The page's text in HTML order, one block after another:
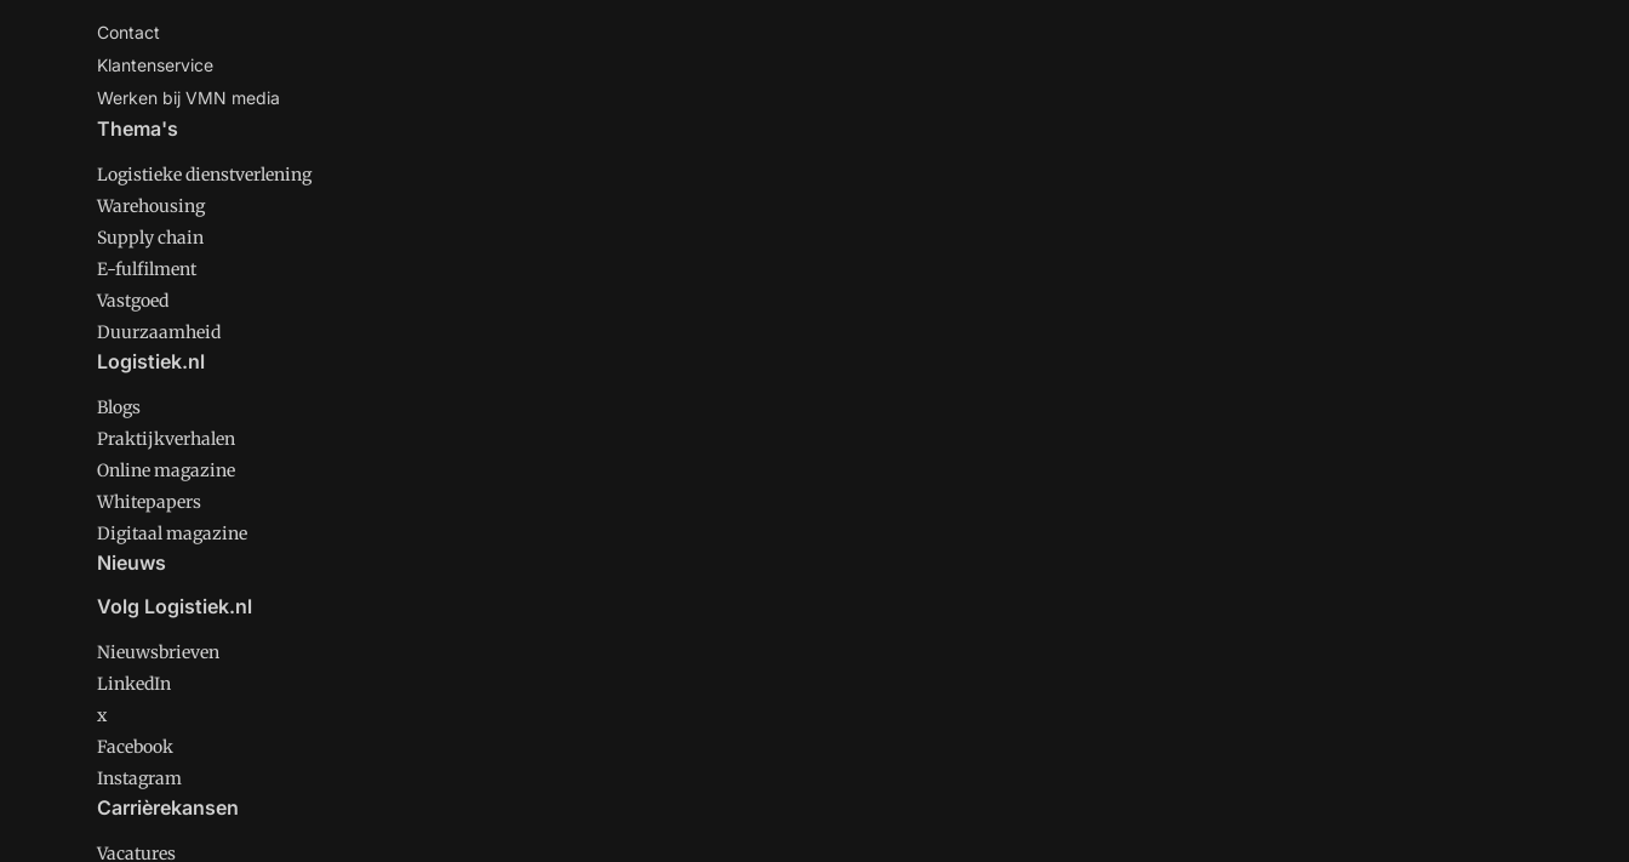
Contact
Klantenservice
Werken bij VMN media
Thema's
Logistieke dienstverlening
Warehousing
Supply chain
E-fulfilment
Vastgoed
Duurzaamheid
Logistiek.nl
Blogs
Praktijkverhalen
Online magazine
Whitepapers
Digitaal magazine
Nieuws
Volg Logistiek.nl
Nieuwsbrieven
LinkedIn
x
Facebook
Instagram
Carrièrekansen
Vacatures